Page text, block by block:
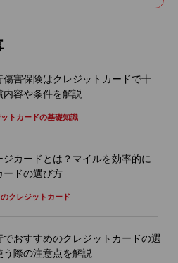
傷害保険はクレジットカードで十
内容や条件を解説
トカードの基礎知識
ジカードとは？マイルを効率的に
ードの選び方
クレジットカード
でおすすめのクレジットカードの選
う際の注意点を解説